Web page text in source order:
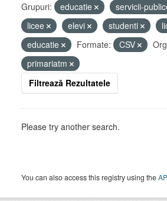
Grupuri: educatie servicii-
licee
elevi studenti
educatie
Formate: CSV
primariatm
Filtrează Rezultatele
Please try another search.
You can also access this registry using the